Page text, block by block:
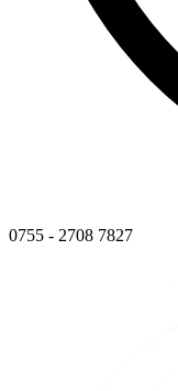
0755 - 2708 7827